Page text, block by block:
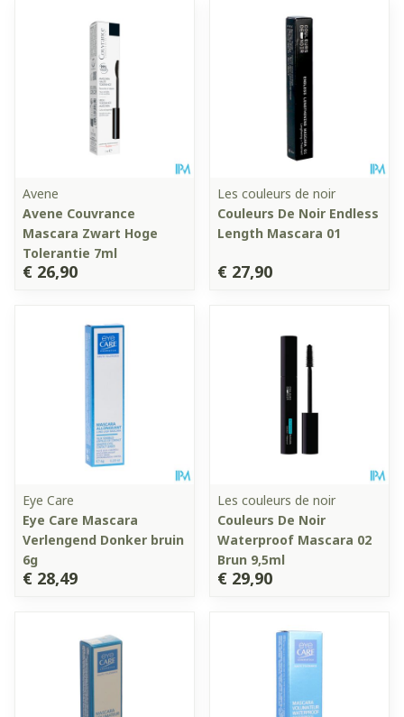
Avene
Avene Couvrance
Mascara Zwart Hoge
Tolerantie 7ml
€ 26,90
Les couleurs de noir
Couleurs De Noir Endless
Length Mascara 01
€ 27,90
Eye Care
Eye Care Mascara
Verlengend Donker bruin
6g
€ 28,49
Les couleurs de noir
Couleurs De Noir
Waterproof Mascara 02
Brun 9,5ml
€ 29,90